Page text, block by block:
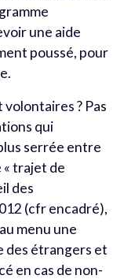
une aide
poussé, pour
? Pas
qui
serrée entre
trajet de
des
(cfr encadré),
menu une
des étrangers et
en cas de non-